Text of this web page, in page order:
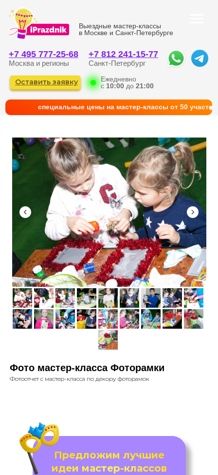
ФОТО И КЕЙСЫ
КАТАЛОГ
+7 495 777-25-68
КОНТАКТЫ
КОРПОРАТИВНЫМ КЛИЕНТАМ
Оставить заявку
ГЛАВНАЯ
Ежедневно
до21:00
в Москве и Санкт-Петербурге
cпециальные цены на мастер-классы от 50
Фото мастер-класса Фоторамки
Фотоотчет с мастер-класса по декору фоторамок
Предложим лучшие
идеи мастер-классов